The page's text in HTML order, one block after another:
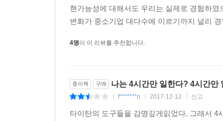
현가능성에 대해서도 우리는 실제로 경험하
변화가 중소기업 대다수에 이르기까지 널리
4명이 이 리뷰를 추천합니다.
종이책 구매 나는 4시간만 일한다? 4시간만
f*******n 2017-12-12 신고
타이탄의 도구들을 감명깊게읽었다. 그래서